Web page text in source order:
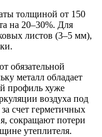
толщиной от 150
на 20–30%. Для
листов (3–5 мм),
обязательной
металл обладает
профиль хуже
воздуха под
счет герметичных
сокращают потери
утеплителя.